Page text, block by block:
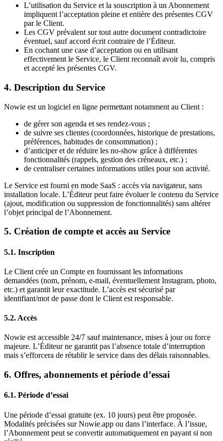
L’utilisation du Service et la souscription à un Abonnement
impliquent l’acceptation pleine et entière des présentes CGV
par le Client.
Les CGV prévalent sur tout autre document contradictoire
éventuel, sauf accord écrit contraire de l’Éditeur.
En cochant une case d’acceptation ou en utilisant
effectivement le Service, le Client reconnaît avoir lu, compris
et accepté les présentes CGV.
4. Description du Service
Nowie est un logiciel en ligne permettant notamment au Client :
de gérer son agenda et ses rendez-vous ;
de suivre ses clientes (coordonnées, historique de prestations,
préférences, habitudes de consommation) ;
d’anticiper et de réduire les no-show grâce à différentes
fonctionnalités (rappels, gestion des créneaux, etc.) ;
de centraliser certaines informations utiles pour son activité.
Le Service est fourni en mode SaaS : accès via navigateur, sans
installation locale. L’Éditeur peut faire évoluer le contenu du Service
(ajout, modification ou suppression de fonctionnalités) sans altérer
l’objet principal de l’Abonnement.
5. Création de compte et accès au Service
5.1. Inscription
Le Client crée un Compte en fournissant les informations
demandées (nom, prénom, e-mail, éventuellement Instagram, photo,
etc.) et garantit leur exactitude. L’accès est sécurisé par
identifiant/mot de passe dont le Client est responsable.
5.2. Accès
Nowie est accessible 24/7 sauf maintenance, mises à jour ou force
majeure. L’Éditeur ne garantit pas l’absence totale d’interruption
mais s’efforcera de rétablir le service dans des délais raisonnables.
6. Offres, abonnements et période d’essai
6.1. Période d’essai
Une période d’essai gratuite (ex. 10 jours) peut être proposée.
Modalités précisées sur Nowie.app ou dans l’interface. À l’issue,
l’Abonnement peut se convertir automatiquement en payant si non